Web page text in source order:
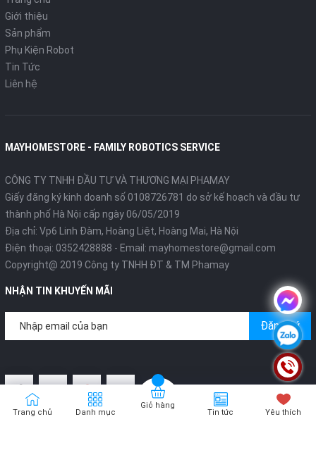
Giới thiệu
Sản phẩm
Phụ Kiện Robot
Tin Tức
Liên hệ
MAYHOMESTORE - FAMILY ROBOTICS SERVICE
CÔNG TY TNHH ĐẦU TƯ VÀ THƯƠNG MẠI PHAMAY
Giấy đăng ký kinh doanh số 0108726781 do sở kế hoạch và đầu tư
thành phố Hà Nội cấp ngày 06/05/2019
Địa chỉ: Vp6 Linh Đàm, Hoàng Liệt, Hoàng Mai, Hà Nội
Điện thoại: 0352428888 - Email: mayhomestore@gmail.com
Copyright@ 2019 Công ty TNHH ĐT & TM Phamay
NHẬN TIN KHUYẾN MÃI
Đăng ký
Trang chủ Danh mục
Giỏ hàng
Tin tức Yêu thích